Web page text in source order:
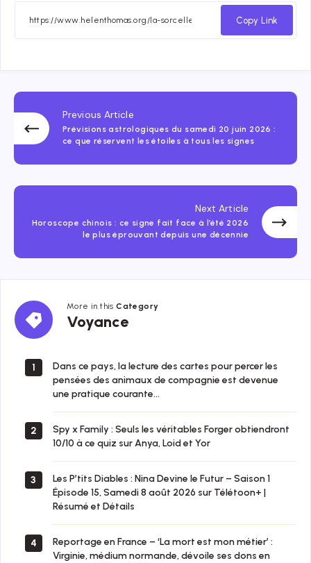
FacebookTwitter
Whatsapp
Copy Link
Previous Article
Prévisions astrologiques du samedi 20 juin 2026 :
ce que réservent les étoiles à tous les signes
Next Article
Horoscope chinois : ce signe fait face à l’été 2026
le plus éprouvant depuis une décennie
More in thisCategory
Voyance
Voyance
1
Dans ce pays, la lecture des cartes pour percer les
pensées des animaux de compagnie est devenue
une pratique courante…
2
Spy x Family : Seuls les véritables Forger obtiendront
10/10 à ce quiz sur Anya, Loid et Yor
3
Les P’tits Diables : Nina Devine le Futur – Saison 1
Épisode 15, Samedi 8 août 2026 sur Télétoon+ |
Résumé et Détails
4
Reportage en France – ‘La mort est mon métier’ :
Virginie, médium normande, dévoile ses dons en